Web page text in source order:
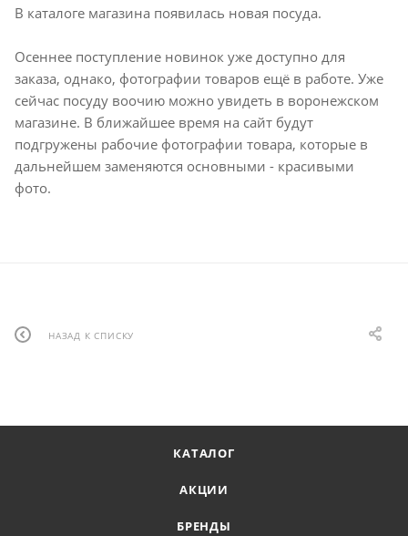
В каталоге магазина появилась новая посуда.
Осеннее поступление новинок уже доступно для
заказа, однако, фотографии товаров ещё в работе. Уже
сейчас посуду воочию можно увидеть в воронежском
магазине. В ближайшее время на сайт будут
подгружены рабочие фотографии товара, которые в
дальнейшем заменяются основными - красивыми
фото.
НАЗАД К СПИСКУ
КАТАЛОГ
АКЦИИ
БРЕНДЫ